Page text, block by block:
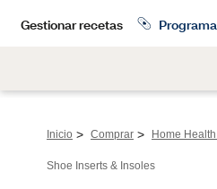
Inicio > Comprar > Home
Shoe Inserts & Insoles